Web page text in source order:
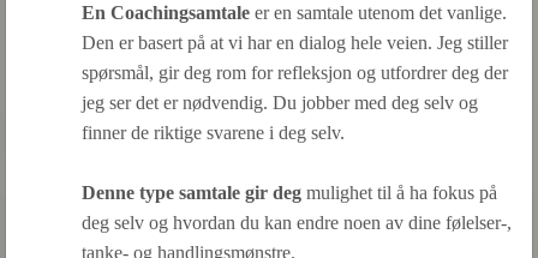
En Coachingsamtale er en samtale utenom det vanlige.
Den er basert på at vi har en dialog hele veien. Jeg stiller
spørsmål, gir deg rom for refleksjon og utfordrer deg der
jeg ser det er nødvendig. Du jobber med deg selv og
finner de riktige svarene i deg selv.
Denne type samtale gir deg mulighet til å ha fokus på
deg selv og hvordan du kan endre noen av dine følelser-,
tanke- og handlingsmønstre.